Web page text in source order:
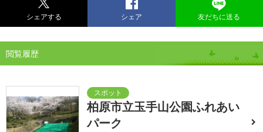
シェアする シェア 友だちに送る
閲覧履歴
柏原市立玉手山公園ふれあい
パーク